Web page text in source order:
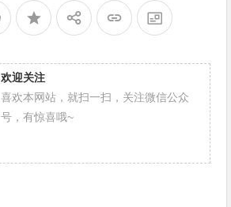
欢迎关注
喜欢本网站，就扫一扫，关注微信公众
号，有惊喜哦~